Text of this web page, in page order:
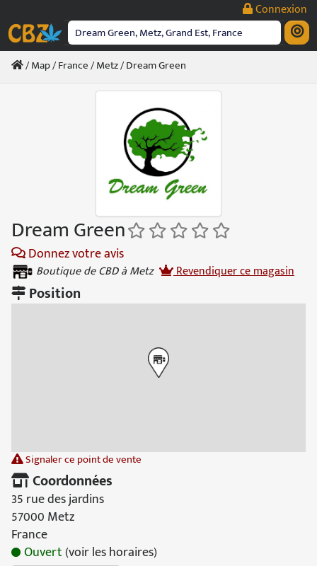
contenu
Connexion
/Map/France/Metz/ Dream Green
Dream Green
Donnez votre avis
Boutique de CBD à Metz Revendiquer ce magasin
Position
Signaler ce point de vente
Coordonnées
35 rue des jardins
57000 Metz
France
Ouvert(voir les horaires)